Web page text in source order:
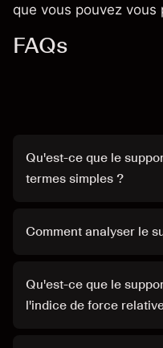
que vous pouvez
FAQs
Qu'est-ce que le
termes simples ?
Comment analyser le
Qu'est-ce que le
l'indice de force